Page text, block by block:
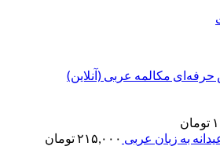
مکالمه عربی (آنلاین)
تومان
۲۱۵,۰۰۰تومان